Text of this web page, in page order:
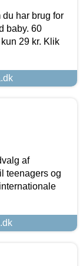
har brug for
baby. 60
29 kr. Klik
af
teenagers og